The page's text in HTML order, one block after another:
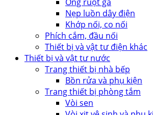
Ống ruột gà
Nẹp luồn dây điện
Khớp nối, co nối
Phích cắm, đầu nối
Thiết bị và vật tư điện khác
Thiết bị và vật tư nước
Trang thiết bị nhà bếp
Bồn rửa và phụ kiện
Trang thiết bị phòng tắm
Vòi sen